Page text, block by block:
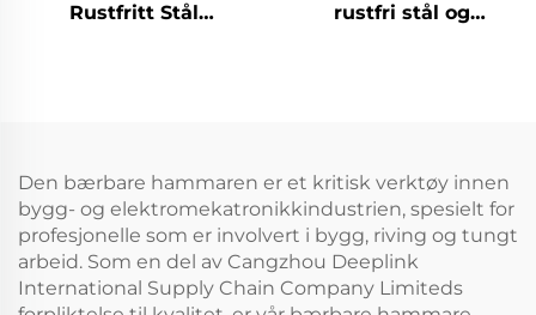
Rustfritt Stål
rustfri stål og
Den bærbare hammaren er et kritisk verktøy innen
bygg- og elektromekatronikkindustrien, spesielt for
profesjonelle som er involvert i bygg, riving og tungt
arbeid. Som en del av Cangzhou Deeplink
International Supply Chain Company Limiteds